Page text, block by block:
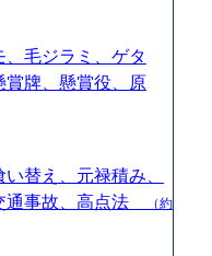
、毛ジラミ、ゲタ
賞牌、懸賞役、原
替え、元禄積み、
通事故、高点法
（約